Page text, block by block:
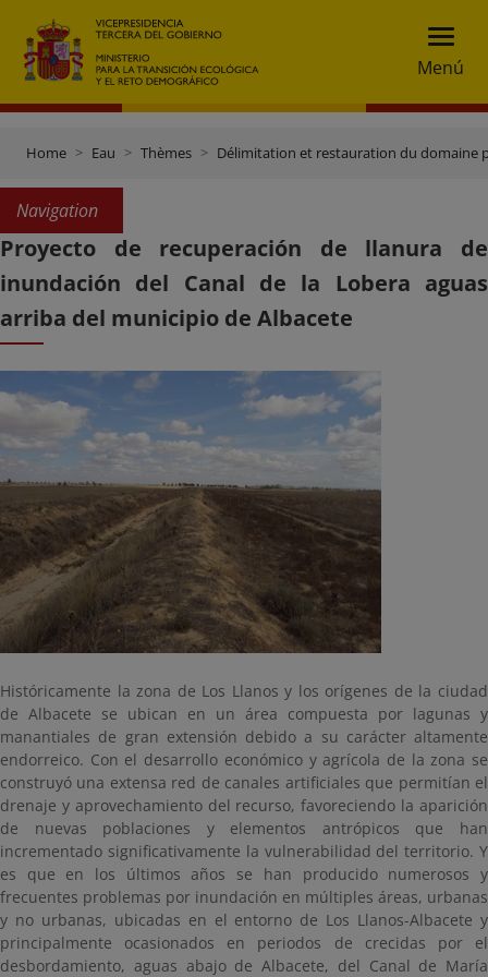
Menú
Home Eau Thèmes Délimitation et restauration du domaine
Navigation
Proyecto de recuperación de llanura de
inundación del Canal de la Lobera aguas
arriba del municipio de Albacete
Históricamente la zona de Los Llanos y los orígenes de la ciudad
de Albacete se ubican en un área compuesta por lagunas y
manantiales de gran extensión debido a su carácter altamente
endorreico. Con el desarrollo económico y agrícola de la zona se
construyó una extensa red de canales artificiales que permitían el
drenaje y aprovechamiento del recurso, favoreciendo la aparición
de nuevas poblaciones y elementos antrópicos que han
incrementado significativamente la vulnerabilidad del territorio. Y
es que en los últimos años se han producido numerosos y
frecuentes problemas por inundación en múltiples áreas, urbanas
y no urbanas, ubicadas en el entorno de Los Llanos-Albacete y
principalmente ocasionados en periodos de crecidas por el
desbordamiento, aguas abajo de Albacete, del Canal de María